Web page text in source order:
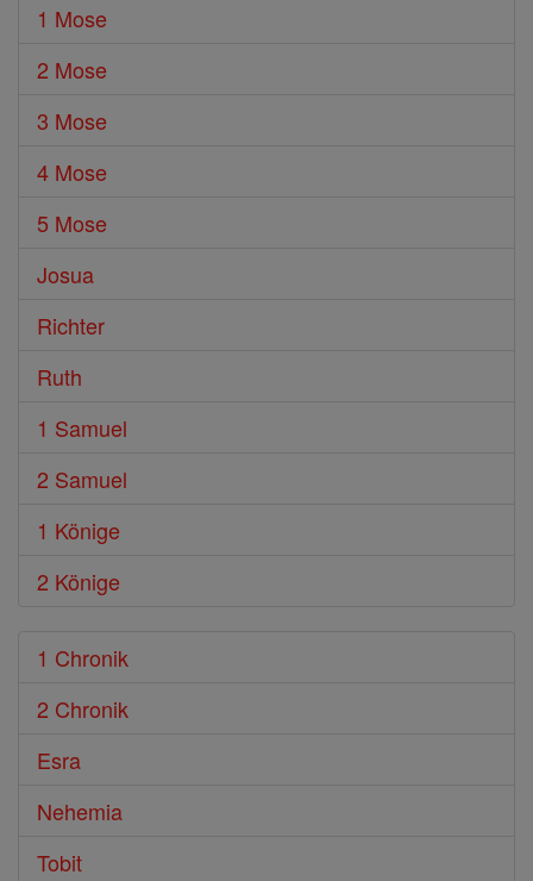
1 Mose
2 Mose
3 Mose
4 Mose
5 Mose
Josua
Richter
Ruth
1 Samuel
2 Samuel
1 Könige
2 Könige
1 Chronik
2 Chronik
Esra
Nehemia
Tobit